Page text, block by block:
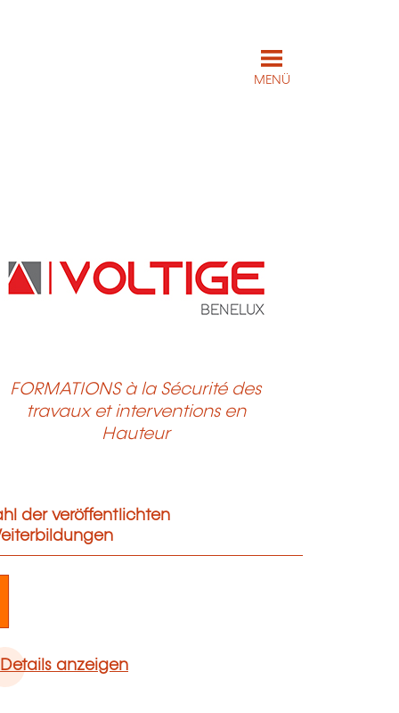
MENÜ
FORMATIONS à la Sécurité des
travaux et interventions en
Hauteur
der veröffentlichten
Details anzeigen